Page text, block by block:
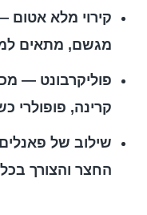
קירוי מלא
מגשם, מתאים
פוליקרבונט —
קרינה, פופולרי
שילוב של
החצר והצורך